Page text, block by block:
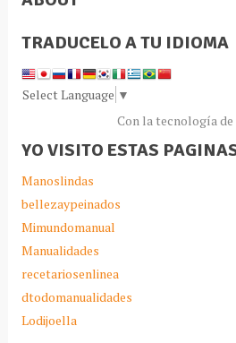
TRADUCELO A TU IDIOMA
Select Language ▼
Con la tecnología de
YO VISITO ESTAS
Manoslindas
bellezaypeinados
Mimundomanual
Manualidades
recetariosenlinea
dtodomanualidades
Lodijoella